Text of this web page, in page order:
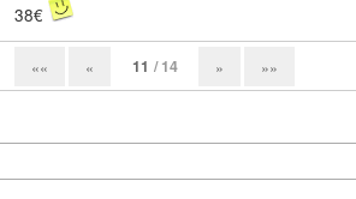
38€
«« « 11 / 14 » »»